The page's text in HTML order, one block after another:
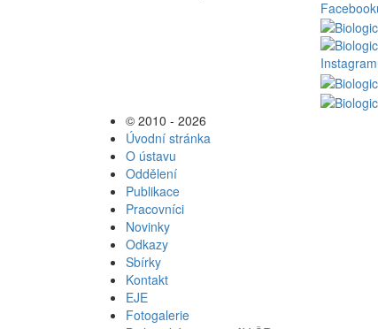
© 2010 - 2026
Úvodní stránka
O ústavu
Oddělení
Publikace
Pracovníci
Novinky
Odkazy
Sbírky
Kontakt
EJE
Fotogalerie